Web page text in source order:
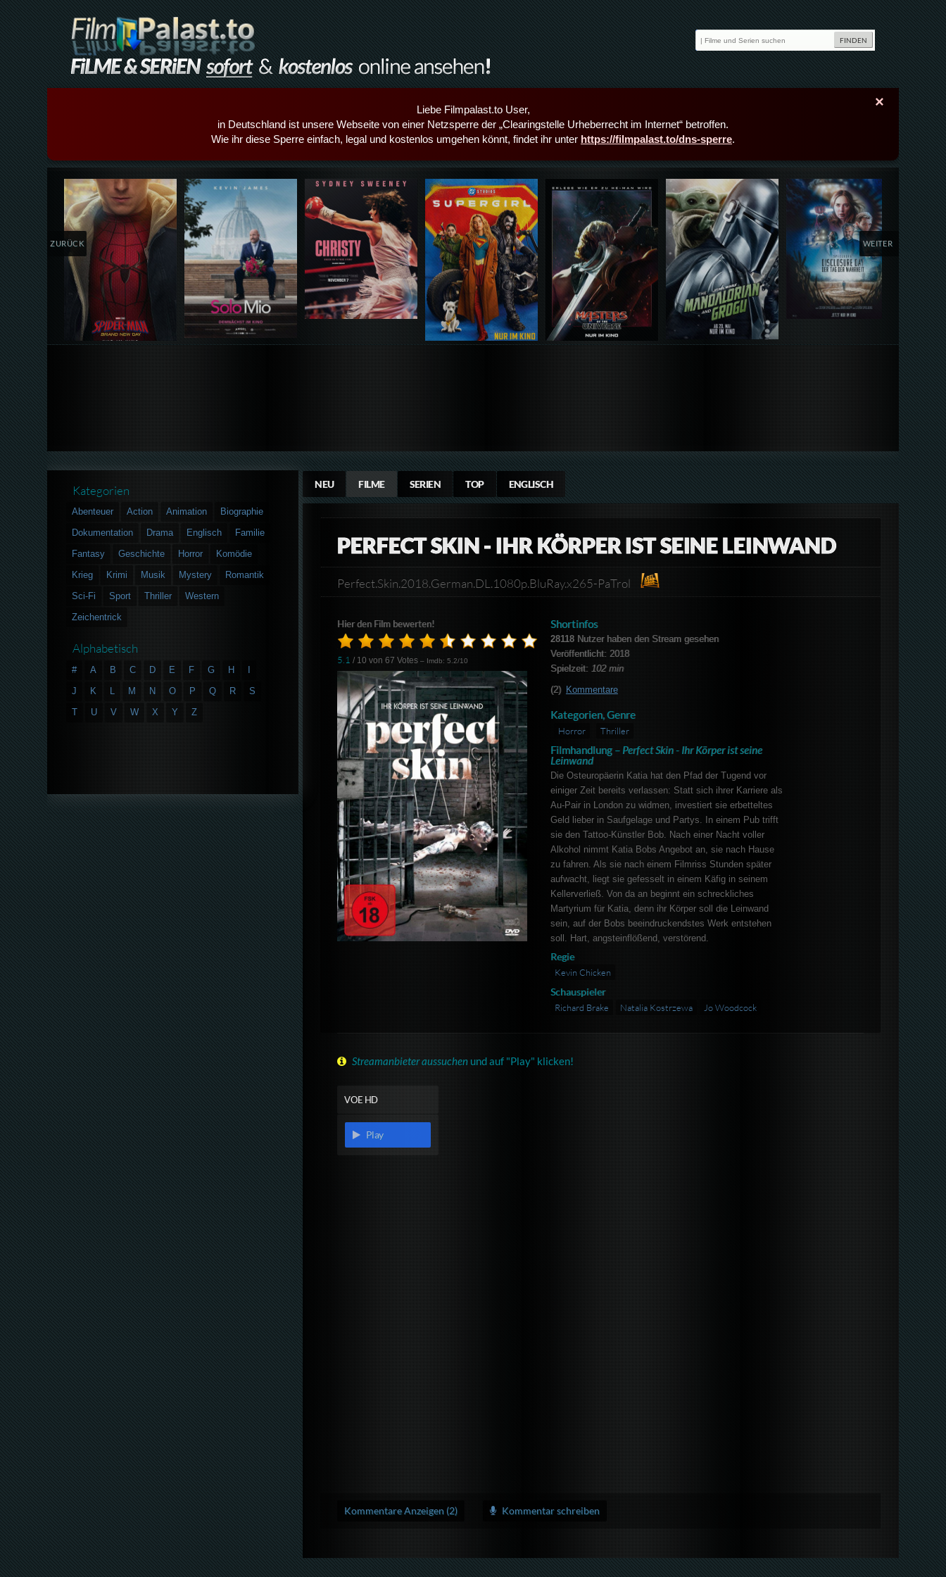
×
Liebe Filmpalast.to User,
in Deutschland ist unsere Webseite von einer Netzsperre der „Clearingstelle Urheberrecht im Internet“ betroffen.
Wie ihr diese Sperre einfach, legal und kostenlos umgehen könnt, findet ihr unter https://filmpalast.to/dns-sperre.
Details,Play Details,Play Details,Play Details,Play Details,Play Details,Play Details,Play
ZURÜCK WEITER
NEU FILME SERIEN TOP ENGLISCH
PERFECT SKIN - IHR KÖRPER IST SEINE LEINWAND
Perfect.Skin.2018.German.DL.1080p.BluRay.x265-PaTrol
Hier den Film bewerten!
5.1 / 10 von67 Votes – Imdb: 5.2/10
Shortinfos
28118Nutzer haben den Stream gesehen
Veröffentlicht: 2018
Spielzeit: 102 min
(2) Kommentare
Kategorien, Genre
Horror Thriller
Filmhandlung – Perfect Skin - Ihr Körper ist seine
Leinwand
Die Osteuropäerin Katia hat den Pfad der Tugend vor
einiger Zeit bereits verlassen: Statt sich ihrer Karriere als
Au-Pair in London zu widmen, investiert sie erbetteltes
Geld lieber in Saufgelage und Partys. In einem Pub trifft
sie den Tattoo-Künstler Bob. Nach einer Nacht voller
Alkohol nimmt Katia Bobs Angebot an, sie nach Hause
zu fahren. Als sie nach einem Filmriss Stunden später
aufwacht, liegt sie gefesselt in einem Käfig in seinem
Kellerverließ. Von da an beginnt ein schreckliches
Martyrium für Katia, denn ihr Körper soll die Leinwand
sein, auf der Bobs beeindruckendstes Werk entstehen
soll. Hart, angsteinflößend, verstörend.
Regie
Kevin Chicken
Schauspieler
Richard Brake Natalia Kostrzewa Jo Woodcock
Streamanbieter aussuchen und auf "Play" klicken!
VOE HD
Play
Kommentare Anzeigen (2) Kommentar schreiben
Kategorien
Abenteuer Action Animation
Biographie
Dokumentation
Drama Englisch
Familie
Fantasy
Geschichte Horror
Komödie
Krieg
Krimi Musik Mystery
Romantik
Sci-Fi
Sport Thriller
Western
Zeichentrick
Alphabetisch
# A B C D E F G H
J
K L M N O P Q R
S
T
U V W X Y Z